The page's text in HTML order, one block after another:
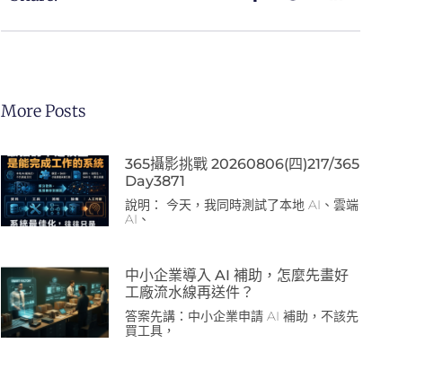
More Posts
365攝影挑戰 20260806(四)217/365
Day3871
說明： 今天，我同時測試了本地 AI、雲端
AI、
中小企業導入 AI 補助，怎麼先畫好
工廠流水線再送件？
答案先講：中小企業申請 AI 補助，不該先
買工具，